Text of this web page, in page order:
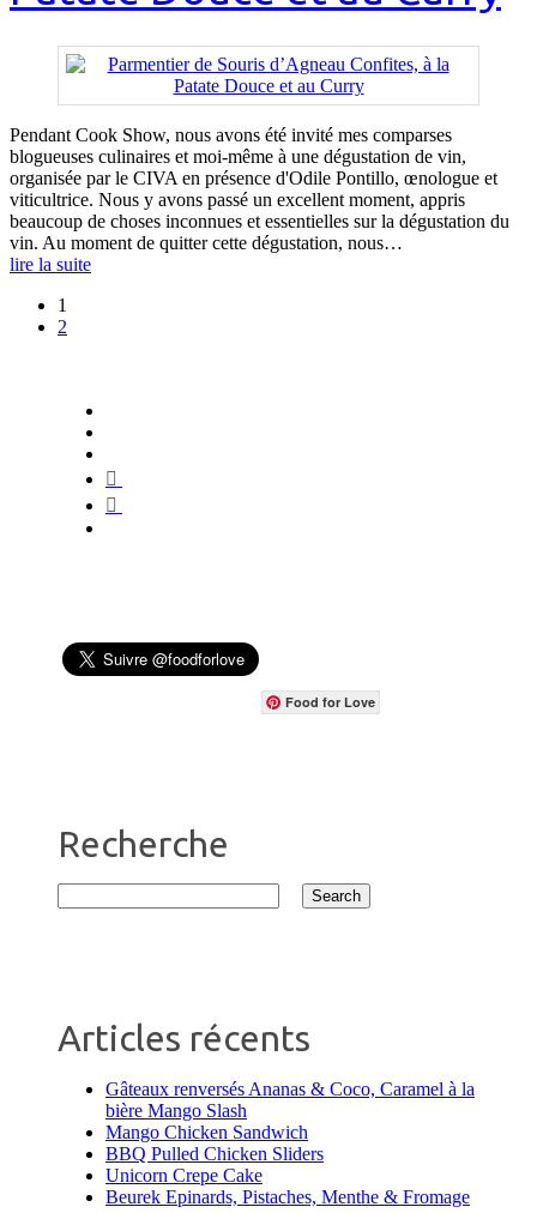
Pendant Cook Show, nous avons été invité mes comparses
blogueuses culinaires et moi-même à une dégustation de vin,
organisée par le CIVA en présence d'Odile Pontillo, œnologue et
viticultrice. Nous y avons passé un excellent moment, appris
beaucoup de choses inconnues et essentielles sur la dégustation du
vin. Au moment de quitter cette dégustation, nous…
lire la suite
1
2
Food for Love
Recherche
Articles récents
Gâteaux renversés Ananas & Coco, Caramel à la
bière Mango Slash
Mango Chicken Sandwich
BBQ Pulled Chicken Sliders
Unicorn Crepe Cake
Beurek Epinards, Pistaches, Menthe & Fromage